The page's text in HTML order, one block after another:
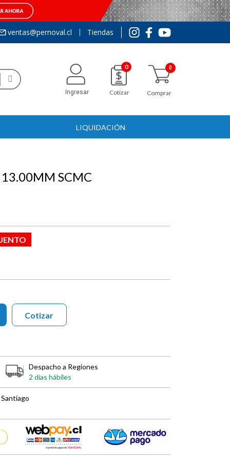
ventas@pernoval.cl Tiendas
Ingresar
0
Cotizar Comprar
LIQUIDACIÓN
SCMC
Cotizar
Despacho a Regiones
2 días hábiles